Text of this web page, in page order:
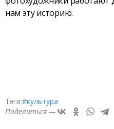
нам эту историю.
Тэги:#культура
Поделиться —